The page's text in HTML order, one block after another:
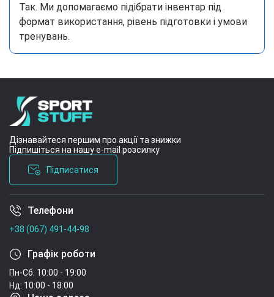
Так. Ми допомагаємо підібрати інвентар під
формат використання, рівень підготовки і умови
тренувань.
Дізнавайтеся першим про акції та знижки
Підпишіться на нашу e-mail розсилку
Підписатися
Умови угоди
Телефони
+38 (067) 491-44-98
Графік роботи
Пн-Сб: 10:00 - 19:00
Нд: 10:00 - 18:00